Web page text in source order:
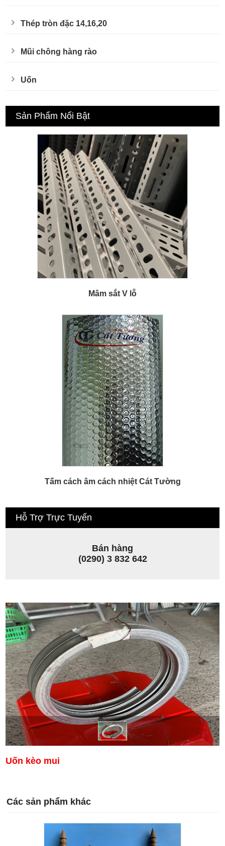
Thép tròn đặc 14,16,20
Mũi chông hàng rào
Uốn
Sản Phẩm Nổi Bật
Mâm sắt V lỗ
Tấm cách âm cách nhiệt Cát Tường
Hỗ Trợ Trực Tuyến
Bán hàng
(0290) 3 832 642
Uốn kèo mui
Các sản phẩm khác